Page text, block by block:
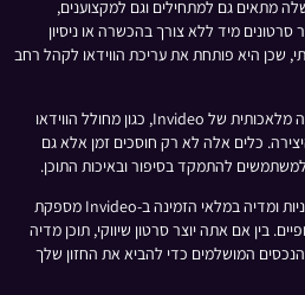
מתאים גם למתחילים וגם למקצוענים,
מיד ללא צורך בהכשרה או ניסיון
שכן היא פותחת את עריכת הווידאו לקהל רחב
שנית, התכונות המופעלות על ידי בינה מלאכותית של Invideo, כגון מחולל הווידאו
כלים אלה לא רק חוסכים זמן אלא גם
להתמקד בסיפור ובאיכות התוכן.
יתר על כן, הספרייה העצומה של תבניות ומדיה במלאי הזמינה ב-Invideo מספקת
בין אם אתה יוצר סרטון שיווקי, תוכן מדיה
המושלמים כדי להביא את החזון שלך